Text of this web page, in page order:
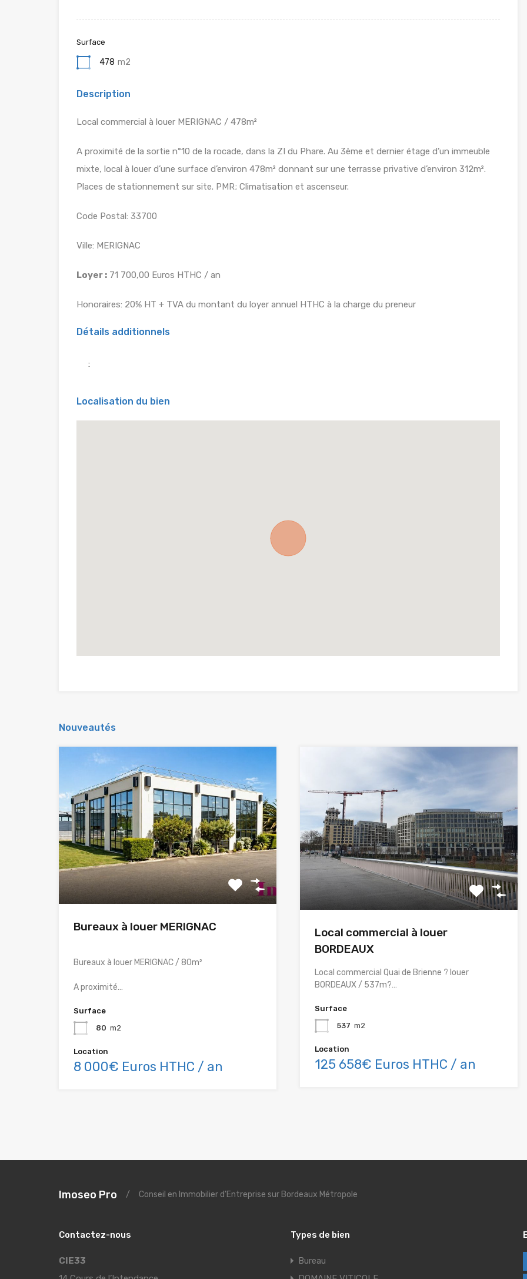
Surface
478 m2
Description
Local commercial à louer MERIGNAC / 478m²
A proximité de la sortie n°10 de la rocade, dans la ZI du Phare. Au 3ème et dernier étage d’un immeuble
mixte, local à louer d’une surface d’environ 478m² donnant sur une terrasse privative d’environ 312m².
Places de stationnement sur site. PMR; Climatisation et ascenseur.
Code Postal: 33700
Ville: MERIGNAC
Loyer : 71 700,00 Euros HTHC / an
Honoraires: 20% HT + TVA du montant du loyer annuel HTHC à la charge du preneur
Détails additionnels
:
Localisation du bien
Nouveautés
Bureaux à louer MERIGNAC
Bureaux à louer MERIGNAC / 80m²
A proximité…
Surface
80 m2
Location
8 000€ Euros HTHC / an
Local commercial à louer
BORDEAUX
Local commercial Quai de Brienne ? louer
BORDEAUX / 537m?…
Surface
537 m2
Location
125 658€ Euros HTHC / an
Imoseo Pro / Conseil en Immobilier d'Entreprise sur Bordeaux Métropole
Contactez-nous
CIE33
Types de bien
Bureau